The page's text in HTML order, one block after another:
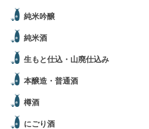
純米吟醸
純米酒
生もと仕込・山廃仕込み
本醸造・普通酒
樽酒
にごり酒